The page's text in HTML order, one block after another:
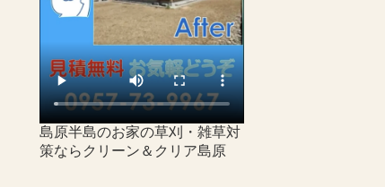
島原半島のお家の草刈・雑草対
策ならクリーン＆クリア島原